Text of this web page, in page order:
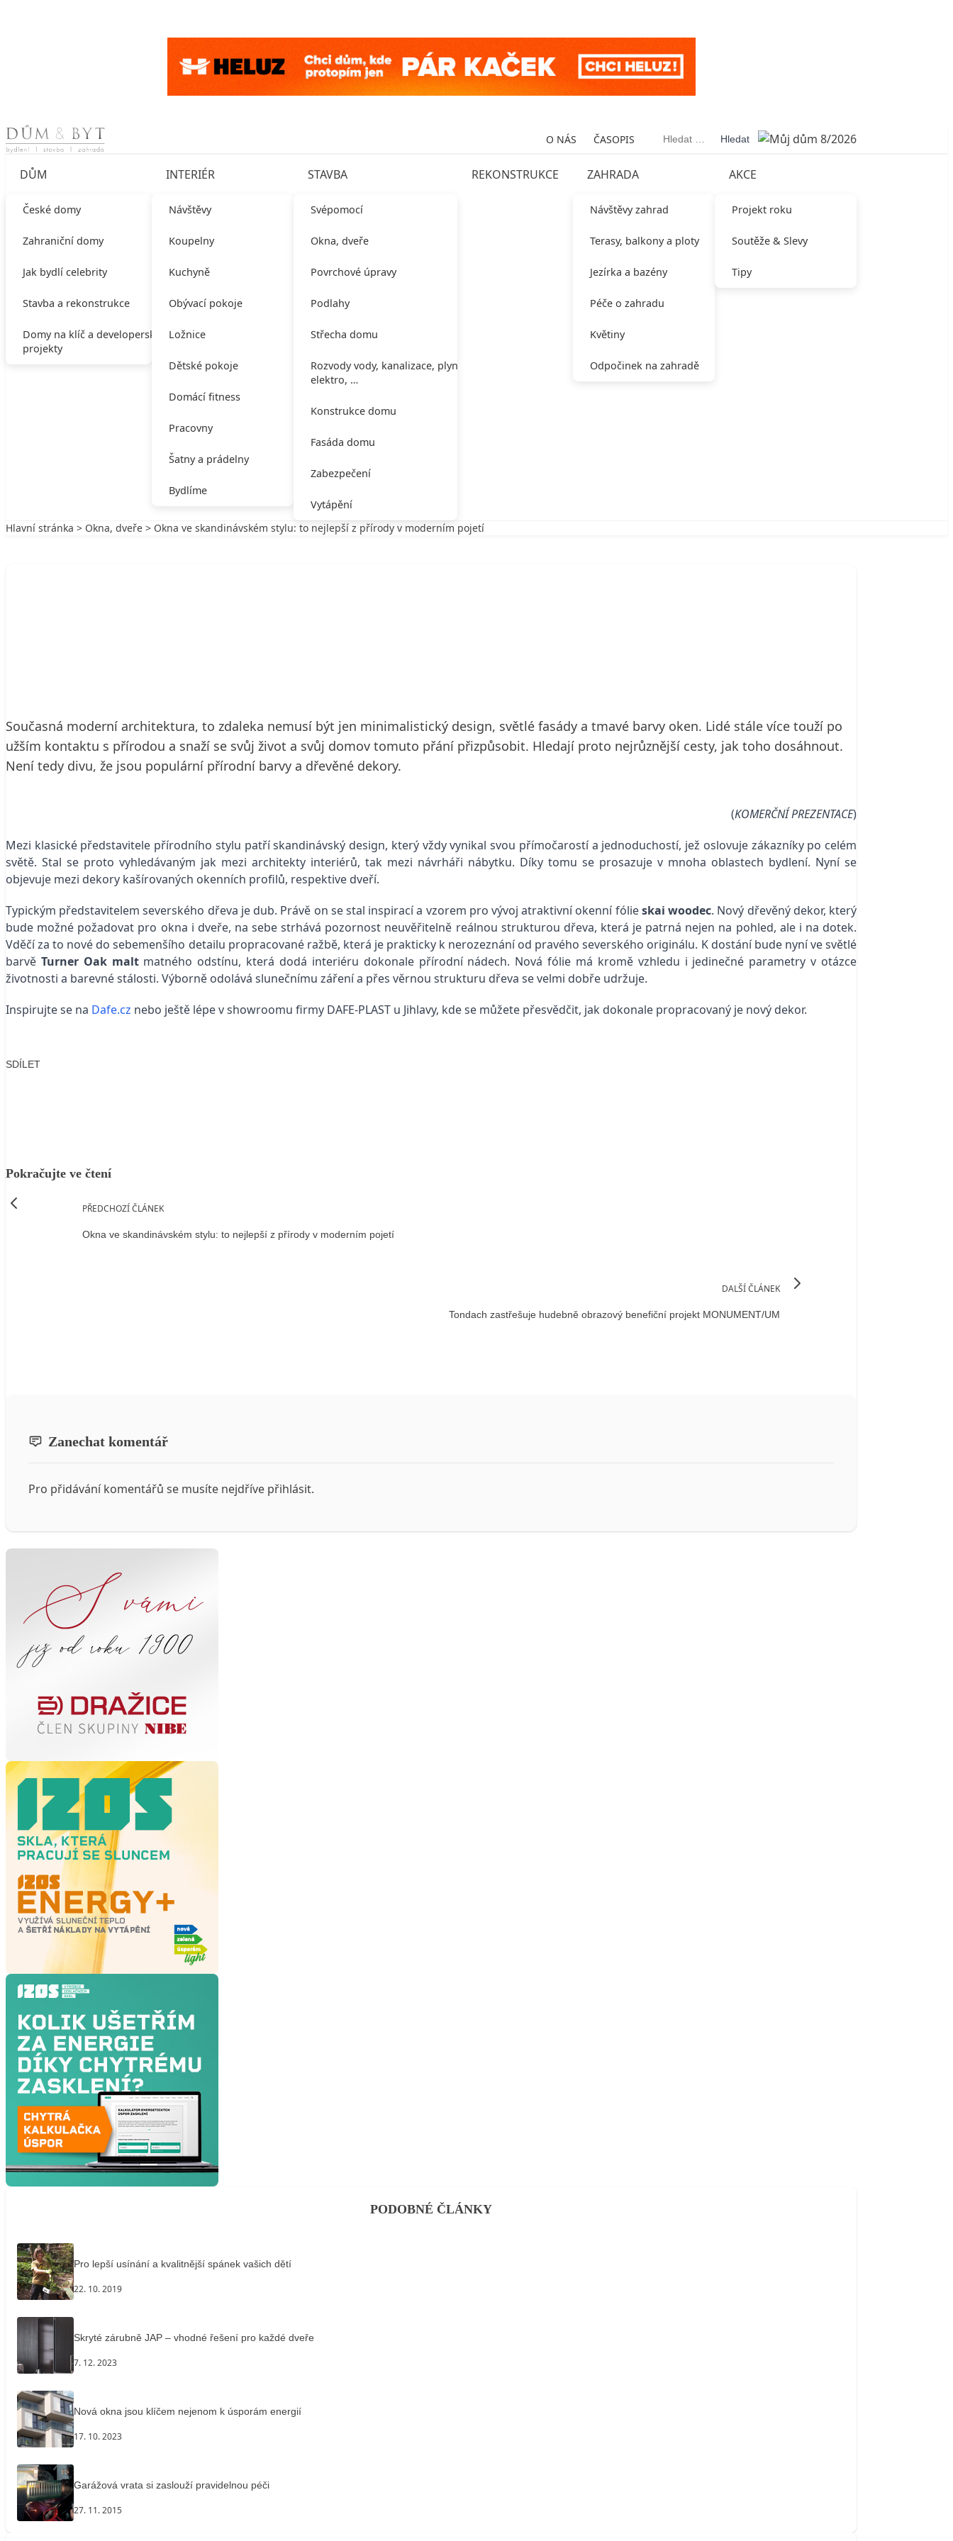
Skip to content O NÁS ČASOPIS Vyhledávání
DŮM
České domy
Zahraniční domy
Jak bydlí celebrity
Stavba a rekonstrukce
Domy na klíč a developerské
projekty
INTERIÉR
Návštěvy
Koupelny
Kuchyně
Obývací pokoje
Ložnice
Dětské pokoje
Domácí fitness
Pracovny
Šatny a prádelny
Bydlíme
STAVBA
Svépomocí
Okna, dveře
Povrchové úpravy
Podlahy
Střecha domu
Rozvody vody, kanalizace, plynu,
elektro, …
Konstrukce domu
Fasáda domu
Zabezpečení
Vytápění
REKONSTRUKCE ZAHRADA
Návštěvy zahrad
Terasy, balkony a ploty
Jezírka a bazény
Péče o zahradu
Květiny
Odpočinek na zahradě
AKCE
Projekt roku
Soutěže & Slevy
Tipy
Hlavní stránka > Okna, dveře > Okna ve skandinávském stylu: to nejlepší z přírody v moderním pojetí
Současná moderní architektura, to zdaleka nemusí být jen minimalistický design, světlé fasády a tmavé barvy oken. Lidé stále více touží po
užším kontaktu s přírodou a snaží se svůj život a svůj domov tomuto přání přizpůsobit. Hledají proto nejrůznější cesty, jak toho dosáhnout.
Není tedy divu, že jsou populární přírodní barvy a dřevěné dekory.
(KOMERČNÍ PREZENTACE)
Mezi klasické představitele přírodního stylu patří skandinávský design, který vždy vynikal svou přímočarostí a jednoduchostí, jež oslovuje zákazníky po celém
světě. Stal se proto vyhledávaným jak mezi architekty interiérů, tak mezi návrháři nábytku. Díky tomu se prosazuje v mnoha oblastech bydlení. Nyní se
objevuje mezi dekory kašírovaných okenních profilů, respektive dveří.
Typickým představitelem severského dřeva je dub. Právě on se stal inspirací a vzorem pro vývoj atraktivní okenní fólieskai woodec. Nový dřevěný dekor, který
bude možné požadovat pro okna i dveře, na sebe strhává pozornost neuvěřitelně reálnou strukturou dřeva, která je patrná nejen na pohled, ale i na dotek.
Vděčí za to nové do sebemenšího detailu propracované ražbě, která je prakticky k nerozeznání od pravého severského originálu. K dostání bude nyní ve světlé
barvě Turner Oak maltmatného odstínu, která dodá interiéru dokonale přírodní nádech. Nová fólie má kromě vzhledu i jedinečné parametry v otázce
životnosti a barevné stálosti. Výborně odolává slunečnímu záření a přes věrnou strukturu dřeva se velmi dobře udržuje.
Inspirujte se na Dafe.cz nebo ještě lépe v showroomu firmy DAFE-PLAST u Jihlavy, kde se můžete přesvědčit, jak dokonale propracovaný je nový dekor.
SDÍLET
Pokračujte ve čtení
PŘEDCHOZÍ ČLÁNEK
Okna ve skandinávském stylu: to nejlepší z přírody v moderním pojetí
DALŠÍ ČLÁNEK
Tondach zastřešuje hudebně obrazový benefiční projekt MONUMENT/UM
Zanechat komentář
Pro přidávání komentářů se musíte nejdříve přihlásit.
PODOBNÉ ČLÁNKY
Pro lepší usínání a kvalitnější spánek vašich dětí
22. 10. 2019
Skryté zárubně JAP – vhodné řešení pro každé dveře
7. 12. 2023
Nová okna jsou klíčem nejenom k úsporám energií
17. 10. 2023
Garážová vrata si zaslouží pravidelnou péči
27. 11. 2015